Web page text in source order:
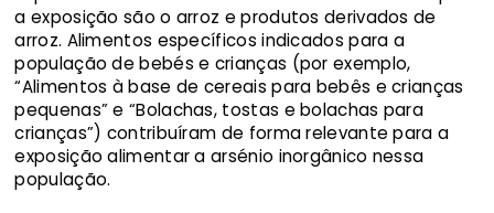
a exposição são o arroz e produtos derivados de
arroz. Alimentos específicos indicados para a
população de bebés e crianças (por exemplo,
“Alimentos à base de cereais para bebês e crianças
pequenas” e “Bolachas, tostas e bolachas para
crianças”) contribuíram de forma relevante para a
exposição alimentar a arsénio inorgânico nessa
população.